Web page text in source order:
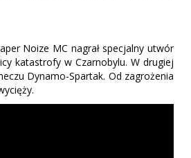
Noize MC nagrał specjalny utwór
katastrofy w Czarnobylu. W drugiej
Dynamo-Spartak. Od zagrożenia